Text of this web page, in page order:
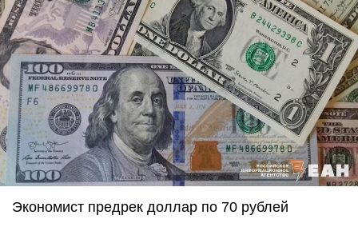
Экономист предрек доллар по 70 рублей